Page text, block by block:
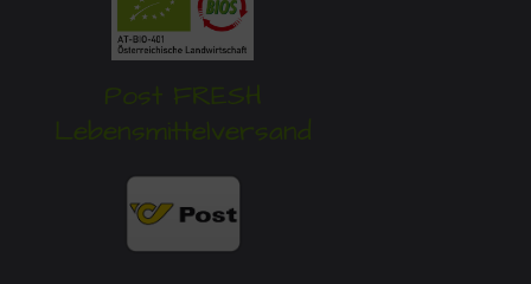
Post FRESH
Lebensmittelversand